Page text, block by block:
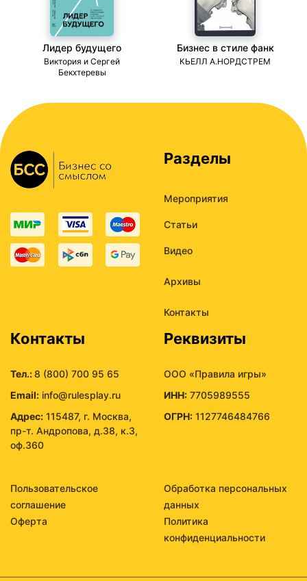
Лидер будущего
Виктория и Сергей
Бекхтеревы
Бизнес в стиле фанк
КЬЕЛЛ А.НОРДСТРЕМ
Разделы
Мероприятия
Статьи
Видео
Архивы
Контакты
Контакты
Тел.:8 (800) 700 95 65
Email: info@rulesplay.ru
Адрес: 115487, г. Москва,
пр-т. Андропова, д.38, к.3,
оф.360
Реквизиты
ООО «Правила игры»
ИНН: 7705989555
ОГРН: 1127746484766
Пользовательское
соглашение
Обработка персональных
данных
Оферта
Политика
конфиденциальности